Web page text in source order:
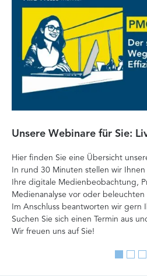
Unsere Webinare für Sie:
Hier finden Sie eine Übersicht
In rund 30 Minuten stellen wir
Ihre digitale Medienbeobachtung,
Medienanalyse vor oder beleuchten
Im Anschluss beantworten wir gern
Suchen Sie sich einen Termin aus
Wir freuen uns auf Sie!
GoGo